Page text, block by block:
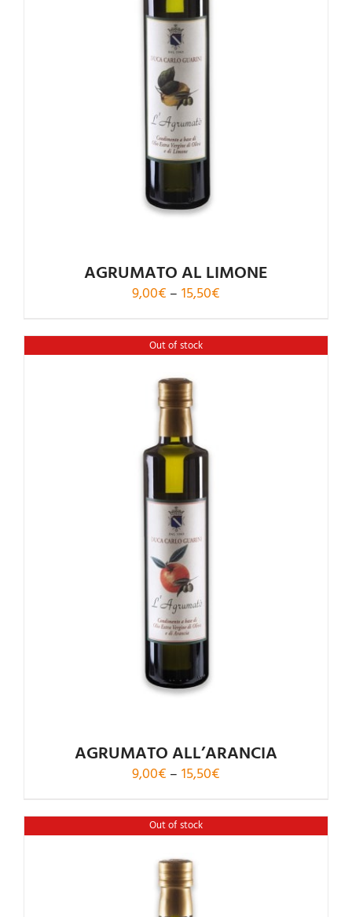
Rated
out of 5
AGRUMATO AL LIMONE
9,00€ – 15,50€
9,00€
Out of stock
AGRUMATO ALL’ARANCIA
9,00€ – 15,50€
9,00€
Out of stock